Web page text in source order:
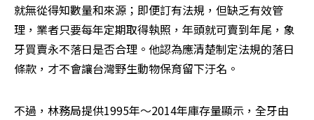
就無從得知數量和來源；即便訂有法規，但缺乏有效管
理，業者只要每年定期取得執照，年頭就可賣到年尾，象
牙買賣永不落日是否合理。他認為應清楚制定法規的落日
條款，才不會讓台灣野生動物保育留下汙名。
不過，林務局提供1995年～2014年庫存量顯示，全牙由